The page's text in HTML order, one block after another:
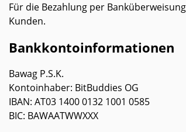
Für die Bezahlung per
Kunden.
Bankkontoinformationen
Bawag P.S.K.
Kontoinhaber: BitBuddies OG
IBAN: AT03 1400 0132 1001 0585
BIC: BAWAATWWXXX